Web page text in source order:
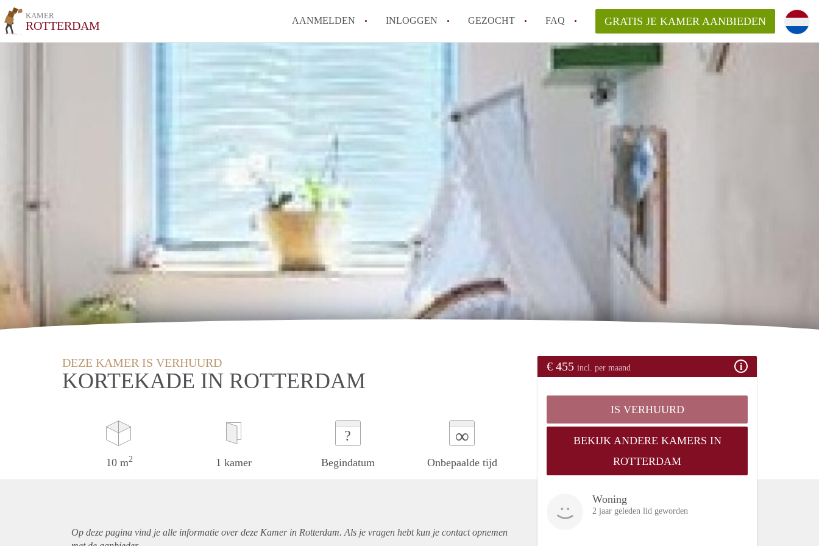
KAMER
ROTTERDAM AANMELDEN INLOGGEN GEZOCHT FAQ
Moet ik mij inschrijven bij de gemeente als ik een kamer huur in
Hoe groot is de kans dat ik snel een kamer vind?
Wat kost een studentenkamer gemiddeld in Rotterdam?
In welke wijken van Rotterdam kan ik het beste wonen als student?
GRATIS JE KAMER AANBIEDEN
DEZE KAMER IS VERHUURD
KORTEKADE IN ROTTERDAM
10 m2 1 kamer
?
Begindatum
∞
Onbepaalde tijd
€ 455 incl. per maand
IS VERHUURD
BEKIJK ANDERE KAMERS IN
ROTTERDAM
Woning
2 jaar geleden lid geworden
Op deze pagina vind je alle informatie over deze Kamer in Rotterdam. Als je vragen hebt kun je contact opnemen